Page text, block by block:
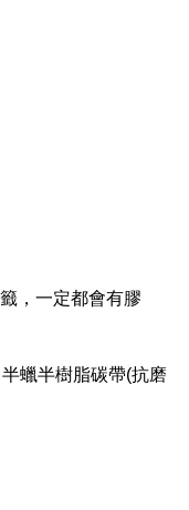
，一定都會有膠
半蠟半樹脂碳帶(抗磨